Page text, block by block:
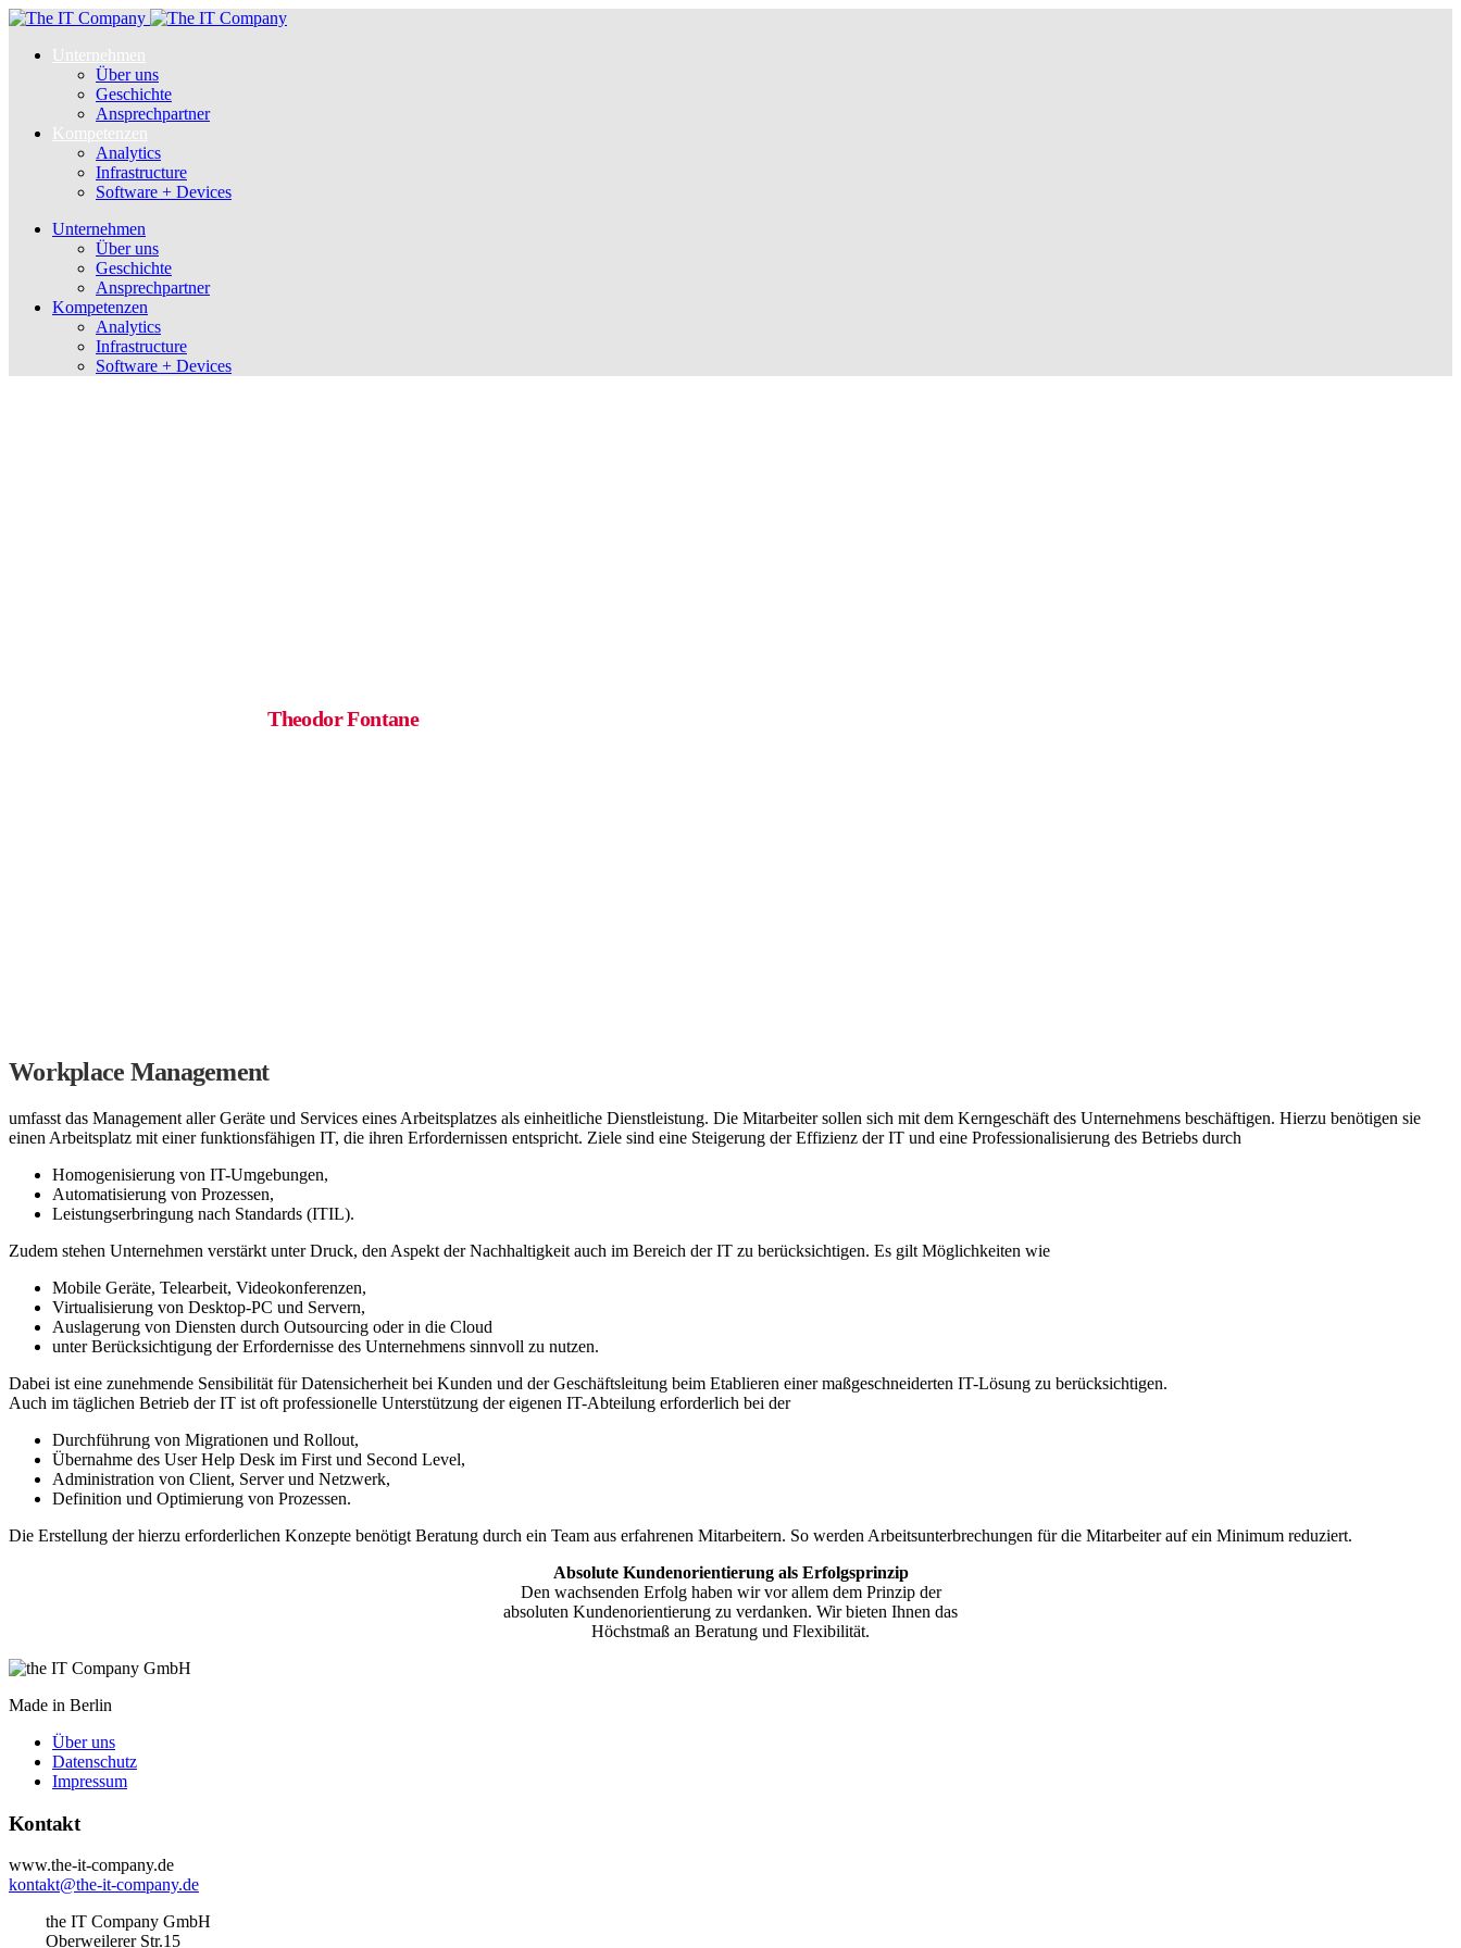
Unternehmen
Über uns
Geschichte
Ansprechpartner
Kompetenzen
Analytics
Infrastructure
Software + Devices
Unternehmen
Über uns
Geschichte
Ansprechpartner
Kompetenzen
Analytics
Infrastructure
Software + Devices
Am Mute hängt der Erfolg. –Theodor Fontane
Workplace Management
umfasst das Management aller Geräte und Services eines Arbeitsplatzes als einheitliche Dienstleistung. Die Mitarbeiter sollen sich mit dem Kerngeschäft des Unternehmens beschäftigen. Hierzu benötigen sie
einen Arbeitsplatz mit einer funktionsfähigen IT, die ihren Erfordernissen entspricht. Ziele sind eine Steigerung der Effizienz der IT und eine Professionalisierung des Betriebs durch
Homogenisierung von IT-Umgebungen,
Automatisierung von Prozessen,
Leistungserbringung nach Standards (ITIL).
Zudem stehen Unternehmen verstärkt unter Druck, den Aspekt der Nachhaltigkeit auch im Bereich der IT zu berücksichtigen. Es gilt Möglichkeiten wie
Mobile Geräte, Telearbeit, Videokonferenzen,
Virtualisierung von Desktop-PC und Servern,
Auslagerung von Diensten durch Outsourcing oder in die Cloud
unter Berücksichtigung der Erfordernisse des Unternehmens sinnvoll zu nutzen.
Dabei ist eine zunehmende Sensibilität für Datensicherheit bei Kunden und der Geschäftsleitung beim Etablieren einer maßgeschneiderten IT-Lösung zu berücksichtigen.
Auch im täglichen Betrieb der IT ist oft professionelle Unterstützung der eigenen IT-Abteilung erforderlich bei der
Durchführung von Migrationen und Rollout,
Übernahme des User Help Desk im First und Second Level,
Administration von Client, Server und Netzwerk,
Definition und Optimierung von Prozessen.
Die Erstellung der hierzu erforderlichen Konzepte benötigt Beratung durch ein Team aus erfahrenen Mitarbeitern. So werden Arbeitsunterbrechungen für die Mitarbeiter auf ein Minimum reduziert.
Absolute Kundenorientierung als Erfolgsprinzip
Den wachsenden Erfolg haben wir vor allem dem Prinzip der
absoluten Kundenorientierung zu verdanken. Wir bieten Ihnen das
Höchstmaß an Beratung und Flexibilität.
Made in Berlin
Über uns
Datenschutz
Impressum
Kontakt
www.the-it-company.de
kontakt@the-it-company.de
the IT Company GmbH
Oberweilerer Str.15